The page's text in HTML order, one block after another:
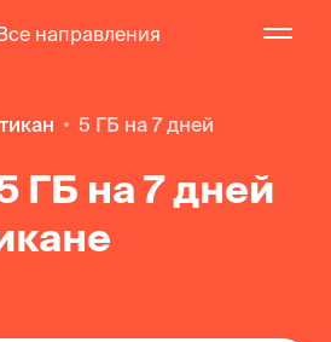
направления
5 ГБ на 7 дней
ГБ на 7 дней